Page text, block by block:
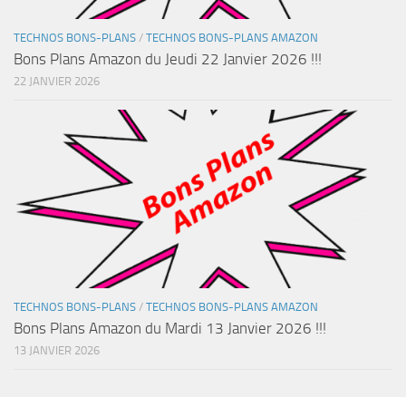
TECHNOS BONS-PLANS / TECHNOS BONS-PLANS AMAZON
Bons Plans Amazon du Jeudi 22 Janvier 2026 !!!
22 JANVIER 2026
TECHNOS BONS-PLANS / TECHNOS BONS-PLANS AMAZON
Bons Plans Amazon du Mardi 13 Janvier 2026 !!!
13 JANVIER 2026